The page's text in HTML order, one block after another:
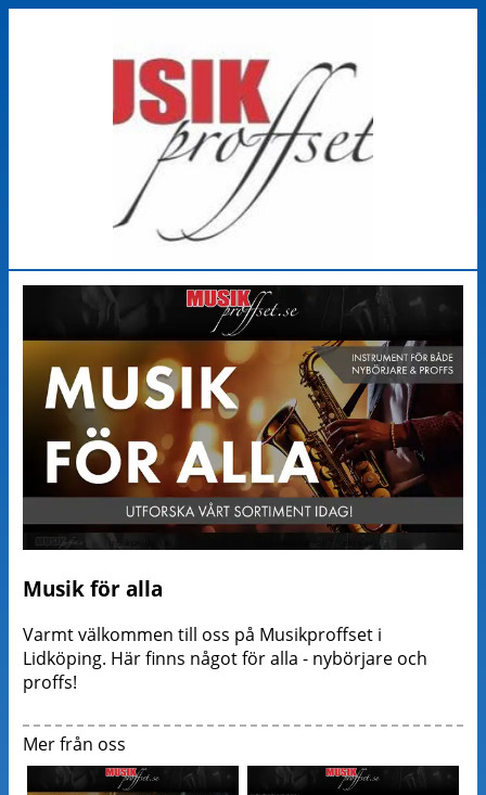
Musik för alla
Varmt välkommen till oss på Musikproffset i
Lidköping. Här finns något för alla - nybörjare och
proffs!
Mer från oss